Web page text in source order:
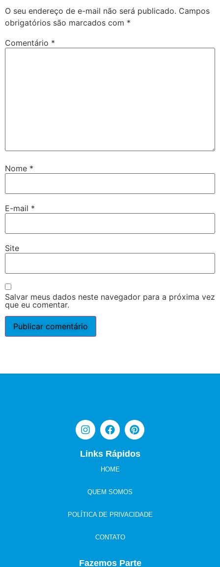
O seu endereço de e-mail não será publicado. Campos
obrigatórios são marcados com *
Comentário *
Nome *
E-mail *
Site
Salvar meus dados neste navegador para a próxima vez
que eu comentar.
Links Rápidos
HOME
QUEM SOMOS
POLÍTICA DE PRIVACIDADE
CONTATO
Fazemos Parte